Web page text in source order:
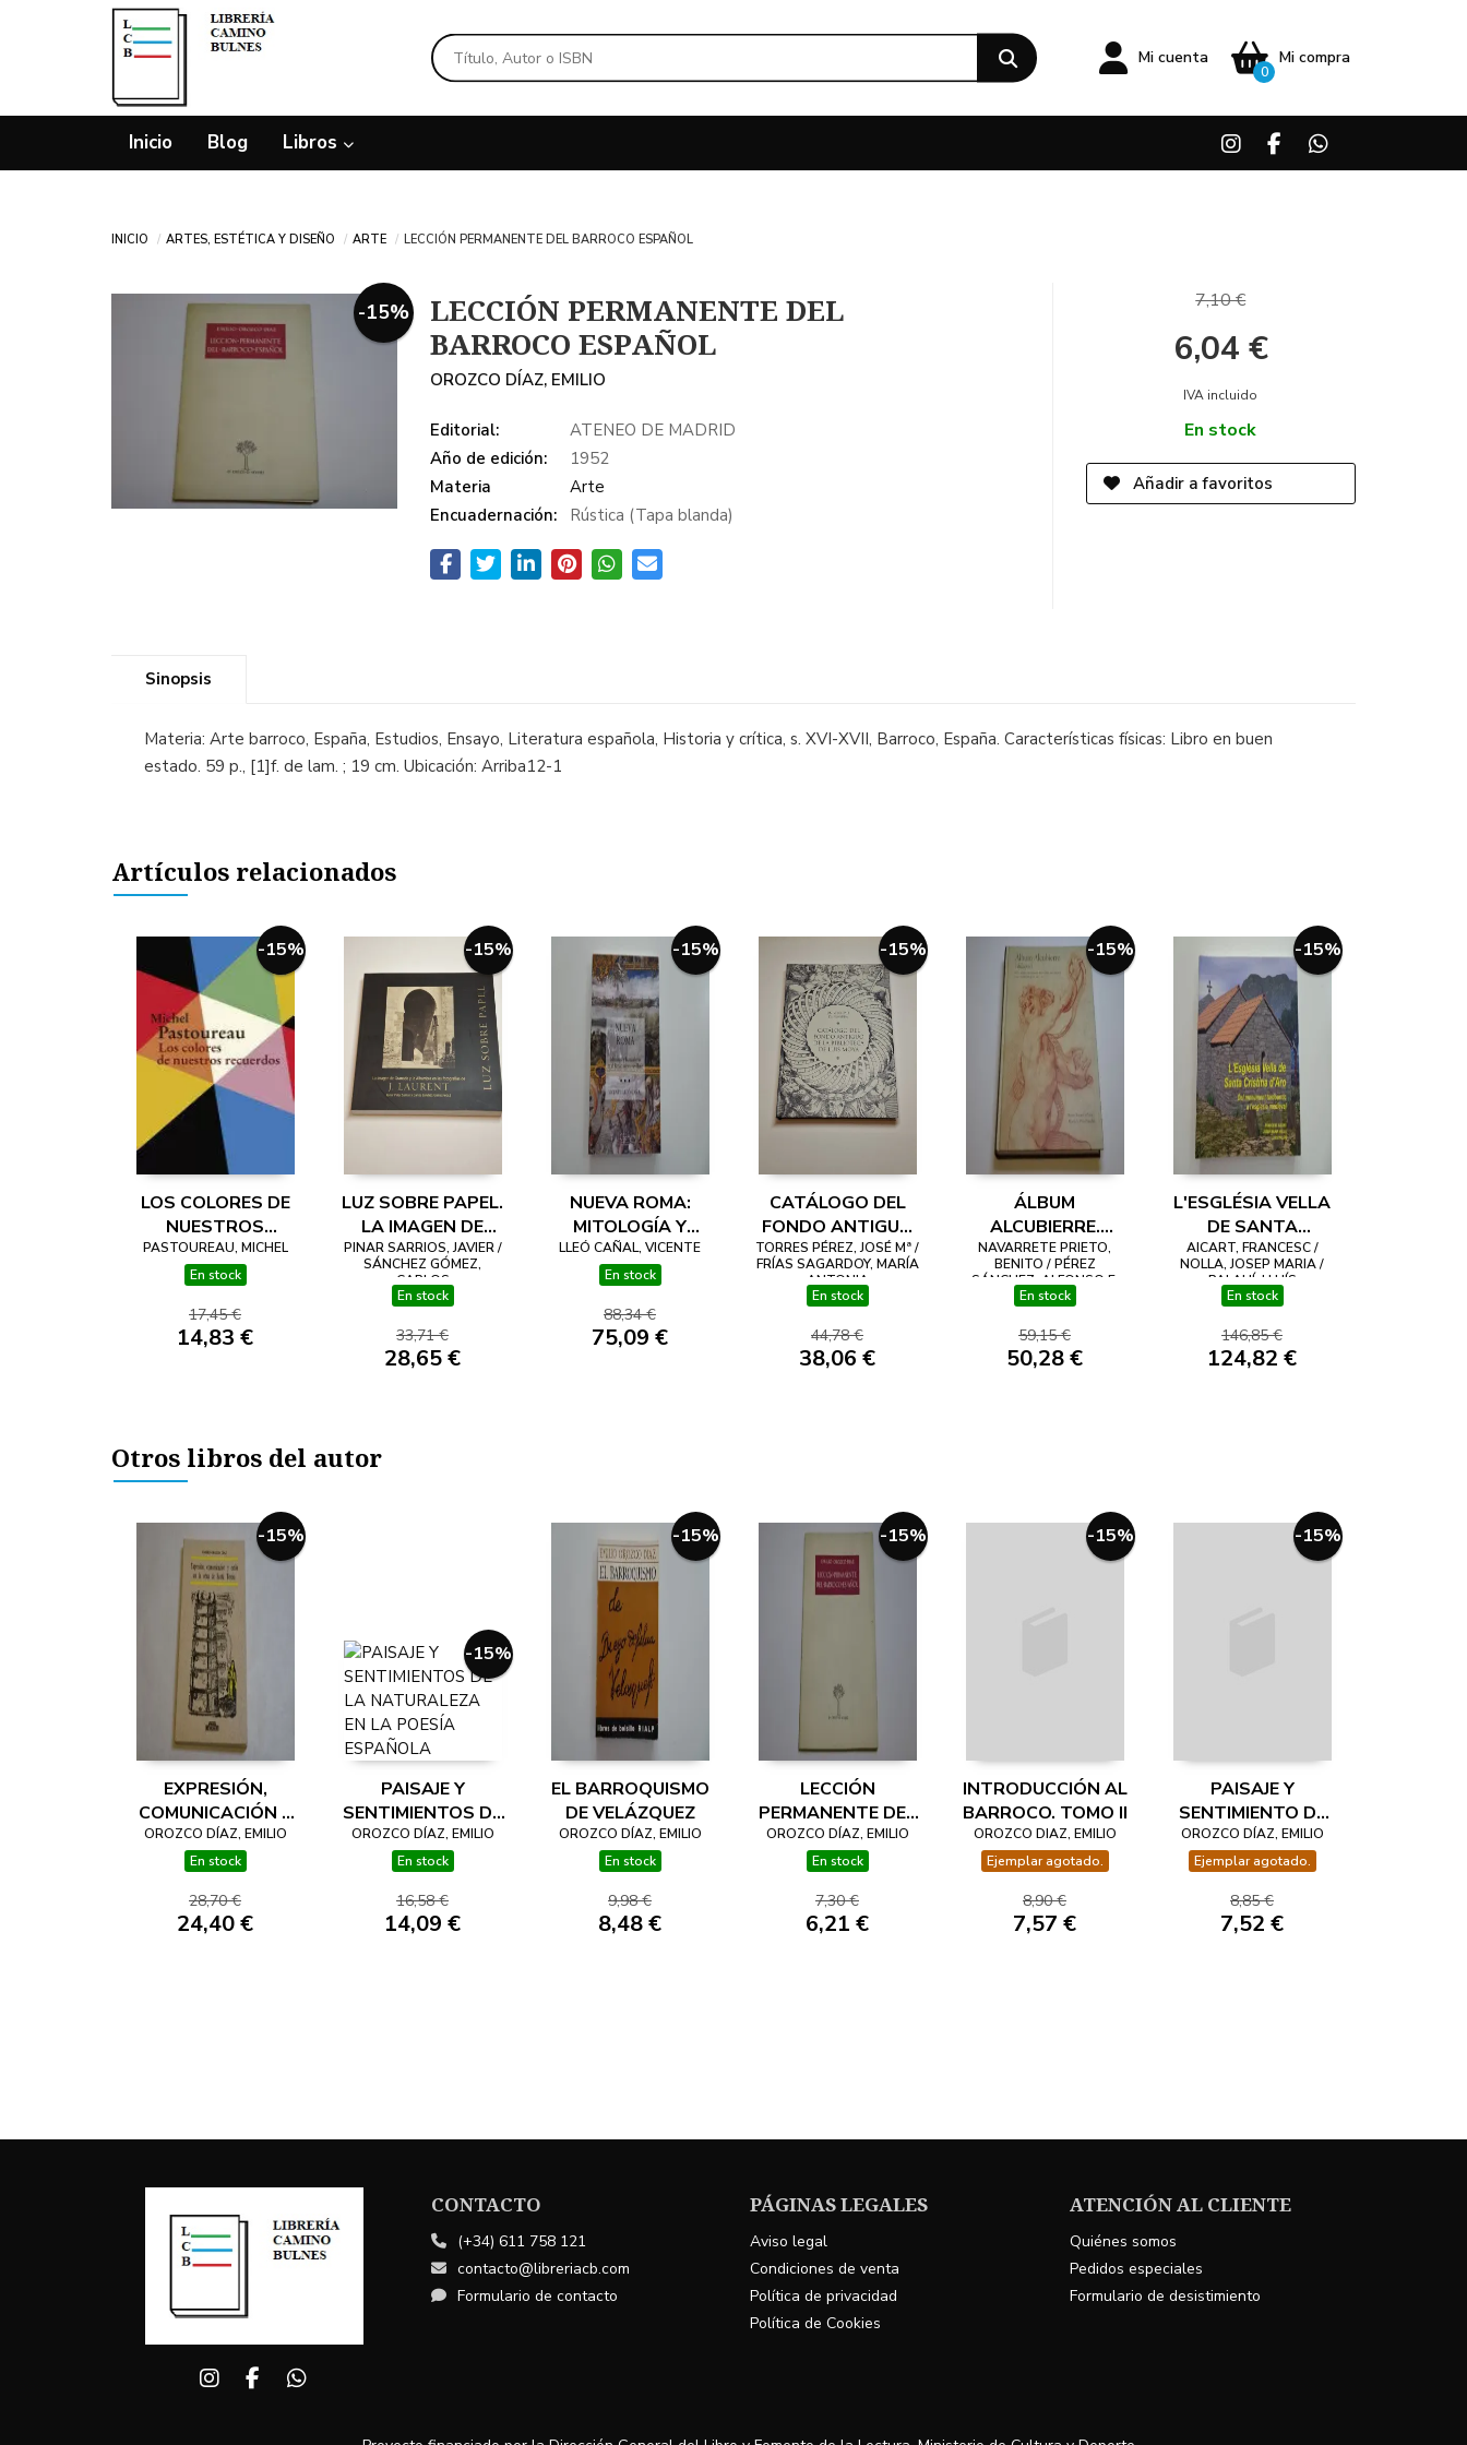
Mi cuenta Mi compra
0
Inicio Blog Libros
Inicio Artes, estética y diseño Arte LECCIÓN PERMANENTE DEL BARROCO ESPAÑOL
-15%
LECCIÓN PERMANENTE DEL
BARROCO ESPAÑOL
OROZCO DÍAZ, EMILIO
Editorial:
ATENEO DE MADRID
Año de edición:
1952
Materia
Arte
Encuadernación:
Rústica (Tapa blanda)
7,10 €
6,04 €
IVA incluido
En stock
Añadir a favoritos
Sinopsis
Materia: Arte barroco, España, Estudios, Ensayo, Literatura española, Historia y crítica, s. XVI-XVII, Barroco, España. Características físicas: Libro en buen
estado. 59 p., [1]f. de lam. ; 19 cm. Ubicación: Arriba12-1
Artículos relacionados
-15%
LOS COLORES DE
NUESTROS
RECUERDOS
PASTOUREAU, MICHEL
En stock
17,45 €
14,83 €
-15%
LUZ SOBRE PAPEL.
LA IMAGEN DE
GRANADA Y LA
ALHAMBRA EN
LAS FOTOGRAFÍAS
PINAR SARRIOS, JAVIER /
SÁNCHEZ GÓMEZ,
CARLOS
En stock
33,71 €
28,65 €
-15%
NUEVA ROMA:
MITOLOGÍA Y
HUMANISMO EN EL
RENACIMIENTO
LLEÓ CAÑAL, VICENTE
En stock
88,34 €
75,09 €
-15%
CATÁLOGO DEL
FONDO ANTIGUO
DE LA BIBLIOTECA
DE LUIS MOYA.
UNIVERSIDAD DE
TORRES PÉREZ, JOSÉ Mª /
FRÍAS SAGARDOY, MARÍA
ANTONIA
En stock
44,78 €
38,06 €
-15%
ÁLBUM
ALCUBIERRE.
DIBUJOS. DE LA
SEVILLA
ILUSTRADA DEL
ÁGUILA A LA
COLECCIÓN JUAN
NAVARRETE PRIETO,
BENITO / PÉREZ
SÁNCHEZ, ALFONSO E.
En stock
59,15 €
50,28 €
-15%
L'ESGLÉSIA VELLA
DE SANTA
CRISTINA D'ARO.
DEL MONUMENT
TARDOANTIC A
MEDIEVAL
AICART, FRANCESC /
NOLLA, JOSEP MARIA /
PALAHÍ, LLUÍS
En stock
146,85 €
124,82 €
Otros libros del autor
-15%
EXPRESIÓN,
COMUNICACIÓN Y
ESTILO EN LA
OBRA DE SANTA
SUELTAS DE
LECTOR)
OROZCO DÍAZ, EMILIO
En stock
28,70 €
24,40 €
-15%
PAISAJE Y
SENTIMIENTOS DE
LA NATURALEZA
EN LA POESÍA
OROZCO DÍAZ, EMILIO
En stock
16,58 €
14,09 €
-15%
EL BARROQUISMO
DE VELÁZQUEZ
OROZCO DÍAZ, EMILIO
En stock
9,98 €
8,48 €
-15%
LECCIÓN
PERMANENTE DEL
BARROCO
ESPAÑOL
OROZCO DÍAZ, EMILIO
En stock
7,30 €
6,21 €
-15%
INTRODUCCIÓN AL
BARROCO. TOMO II
OROZCO DIAZ, EMILIO
Ejemplar agotado.
8,90 €
7,57 €
-15%
PAISAJE Y
SENTIMIENTO DE
LA NATURALEZA
EN LA POESÍA
OROZCO DÍAZ, EMILIO
Ejemplar agotado.
8,85 €
7,52 €
CONTACTO
(+34) 611 758 121
contacto@libreriacb.com
Formulario de contacto
PÁGINAS LEGALES
Aviso legal
Condiciones de venta
Política de privacidad
Política de Cookies
ATENCIÓN AL CLIENTE
Quiénes somos
Pedidos especiales
Formulario de desistimiento